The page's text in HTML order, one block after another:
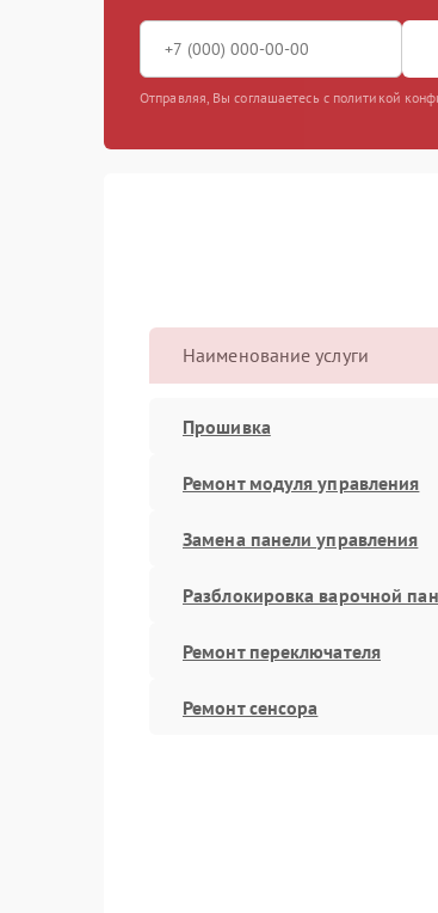
Отправляя, Вы соглашаетесь с политикой
Наименование услуги
Прошивка
Ремонт модуля управления
Замена панели управления
Разблокировка варочной
Ремонт переключателя
Ремонт сенсора